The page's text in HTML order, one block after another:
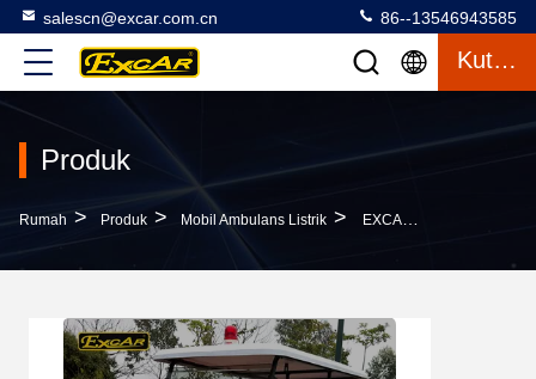
salescn@excar.com.cn 86--13546943585
Kutipan
Produk
Rumah > Produk > Mobil Ambulans Listrik > EXCAR 2 Rumah Sakit Kursi Mobil Ambulans Listrik 3.7KW 48V Mobil Ambulans Baterai Trojan